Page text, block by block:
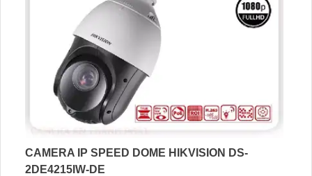
CAMERA IP SPEED DOME HIKVISION DS-
2DE4215IW-DE